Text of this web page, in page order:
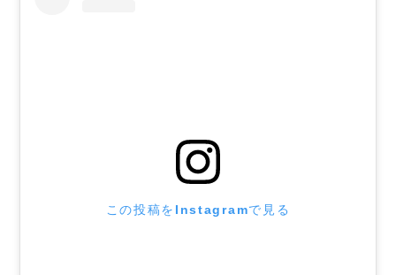
この投稿をInstagramで見る